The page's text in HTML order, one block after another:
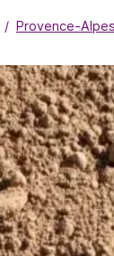
Provence-